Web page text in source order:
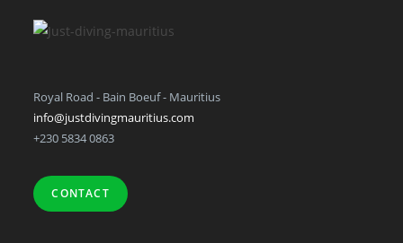
Royal Road - Bain Boeuf - Mauritius
info@justdivingmauritius.com
+230 5834 0863
CONTACT